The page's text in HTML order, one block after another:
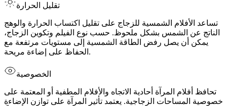
تقليل الحرارة
تساعد الأفلام الشمسية للزجاج على تقليل اكتساب الحرارة والوهج
الناتج عن الشمس بشكل ملحوظ. حسب نوع الفيلم وتكوين الزجاج،
يمكن أن يصل رفض الطاقة الشمسية إلى مستويات مرتفعة مع
الحفاظ على إضاءة مريحة.
الخصوصية
تحافظ أفلام المرآة أحادية الاتجاه والأفلام المطفية أو المعتمة على
خصوصية المساحات الزجاجية. يعتمد تأثير المرآة على توازن الإضاءة